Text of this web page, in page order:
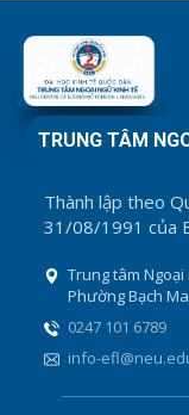
TRUNG TÂM
Thành lập theo
31/08/1991 của
Trung tâm
Phường Bạch
0247 101 6789
info-